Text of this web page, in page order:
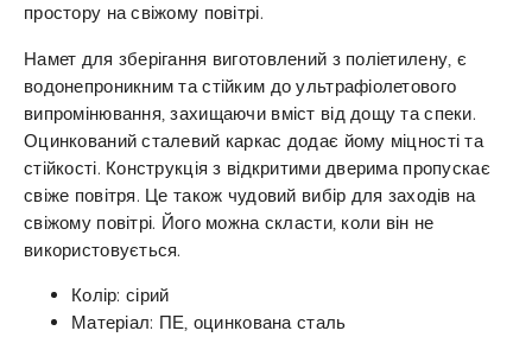
простору на свіжому повітрі.
Намет для зберігання виготовлений з поліетилену, є
водонепроникним та стійким до ультрафіолетового
випромінювання, захищаючи вміст від дощу та спеки.
Оцинкований сталевий каркас додає йому міцності та
стійкості. Конструкція з відкритими дверима пропускає
свіже повітря. Це також чудовий вибір для заходів на
свіжому повітрі. Його можна скласти, коли він не
використовується.
Колір: сірий
Матеріал: ПЕ, оцинкована сталь